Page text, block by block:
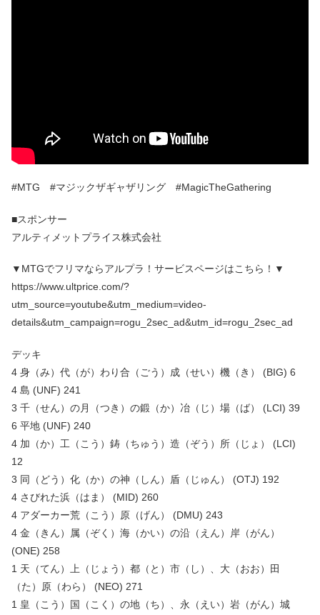
#MTG #マジックザギャザリング #MagicTheGathering
■スポンサー
アルティメットプライス株式会社
▼MTGでフリマならアルプラ！サービスページはこちら！▼
https://www.ultprice.com/?
utm_source=youtube&utm_medium=video-
details&utm_campaign=rogu_2sec_ad&utm_id=rogu_2sec_ad
デッキ
4 身（み）代（が）わり合（ごう）成（せい）機（き） (BIG) 6
4 島 (UNF) 241
3 千（せん）の月（つき）の鍛（か）冶（じ）場（ば） (LCI) 39
6 平地 (UNF) 240
4 加（か）工（こう）鋳（ちゅう）造（ぞう）所（じょ） (LCI)
12
3 同（どう）化（か）の神（しん）盾（じゅん） (OTJ) 192
4 さびれた浜（はま） (MID) 260
4 アダーカー荒（こう）原（げん） (DMU) 243
4 金（きん）属（ぞく）海（かい）の沿（えん）岸（がん）
(ONE) 258
1 天（てん）上（じょう）都（と）市（し）、大（おお）田
（た）原（わら） (NEO) 271
1 皇（こう）国（こく）の地（ち）、永（えい）岩（がん）城